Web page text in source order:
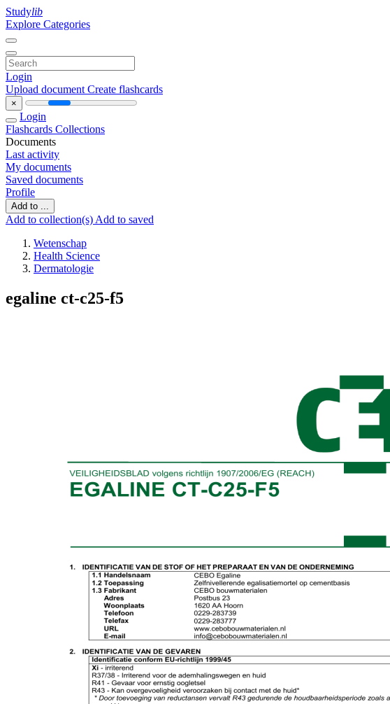
Studylib
Explore Categories
Login
Upload document Create flashcards
×
Login
Flashcards Collections
Documents
Last activity
My documents
Saved documents
Profile
Add to ...
Add to collection(s) Add to saved
Wetenschap
Health Science
Dermatologie
egaline ct-c25-f5